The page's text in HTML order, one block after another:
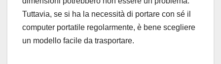
Tuttavia, se si ha la necessità di portare con sé il
computer portatile regolarmente, è bene scegliere
un modello facile da trasportare.